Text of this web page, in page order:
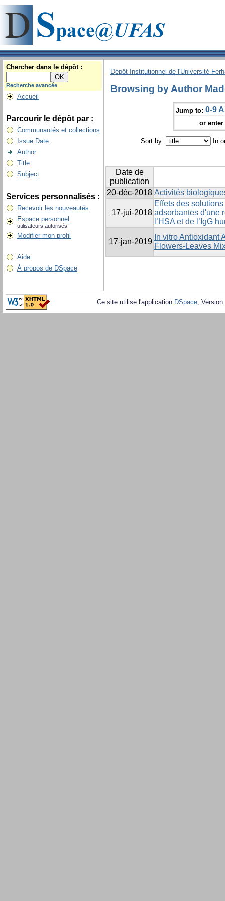
Chercher dans le dépôt :
Recherche avancée
Accueil
Parcourir le dépôt par :
Communautés et collections
Issue Date
Author
Title
Subject
Services personnalisés :
Recevoir les nouveautés
Espace personnel
utilisateurs autorisés
Modifier mon profil
Aide
À propos de DSpace
Dépôt Institutionnel de l'Université
Browsing by Author
Jump to: 0-9 A
or
Sort by: In
Date de
publication
20-déc-2018 Activités
17-jui-2018
Effets des
adsorbantes d'une
l’HSA et de l’IgG
17-jan-2019
In vitro Antioxidant
Flowers-Leaves
Ce site utilise l'application DSpace,